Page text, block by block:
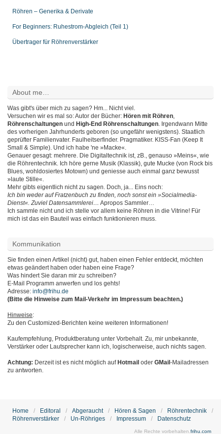
Röhren – Generika & Derivate
For Beginners: Ruhestrom-Abgleich (Teil 1)
Übertrager für Röhrenverstärker
About me…
Was gibt's über mich zu sagen? Hm... Nicht viel.
Versuchen wir es mal so: Autor der Bücher: Hören mit Röhren,
Röhrenschaltungen und High-End Röhrenschaltungen. Irgendwann Mitte
des vorherigen Jahrhunderts geboren (so ungefähr wenigstens). Staatlich
geprüfter Familienvater. Faulheitserfinder. Pragmatiker. KISS-Fan (Keep It
Small & Simple). Und ich habe 'ne »Macke«.
Genauer gesagt: mehrere. Die Digitaltechnik ist, zB., genauso »Meins«, wie
die Röhrentechnik. Ich höre gerne Musik (Klassik), gute Mucke (von Rock bis
Blues, wohldosiertes Motown) und geniesse auch einmal ganz bewusst
»laute Stille«.
Mehr gibts eigentlich nicht zu sagen. Doch, ja... Eins noch:
Ich bin weder auf Fratzenbuch zu finden, noch sonst ein »Socialmedia-
Dienst«. Zuviel Datensammlerei… Apropos Sammler…
Ich sammle nicht und ich stelle vor allem keine Röhren in die Vitrine! Für
mich ist das ein Bauteil was einfach funktionieren muss.
Kommunikation
Sie finden einen Artikel (nicht) gut, haben einen Fehler entdeckt, möchten
etwas geändert haben oder haben eine Frage?
Was hindert Sie daran mir zu schreiben?
E-Mail Programm anwerfen und los gehts!
Adresse: info@frihu.de
(Bitte die Hinweise zum Mail-Verkehr im Impressum beachten.)
Hinweise:
Zu den Customized-Berichten keine weiteren Informationen!
Kaufempfehlung, Produktberatung unter Vorbehalt. Zu, mir unbekannte,
Verstärker oder Lautsprecher kann ich, logischerweise, auch nichts sagen.
Achtung: Derzeit ist es nicht möglich auf Hotmail oder GMail -Mailadressen
zu antworten.
Home Editoral Abgeraucht Hören & Sagen
Röhrentechnik
Röhrenverstärker
Un-Röhriges Impressum Datenschutz
Alle Rechte vorbehalten. frihu.com